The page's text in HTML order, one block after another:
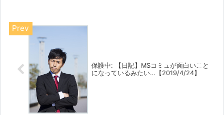
保護中: 【日記】MSコミュが面白いこと
になっているみたい…【2019/4/24】